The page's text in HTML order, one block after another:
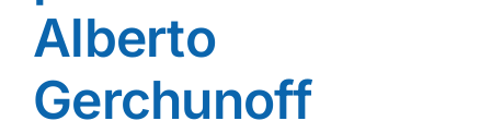
Alberto
Gerchunoff